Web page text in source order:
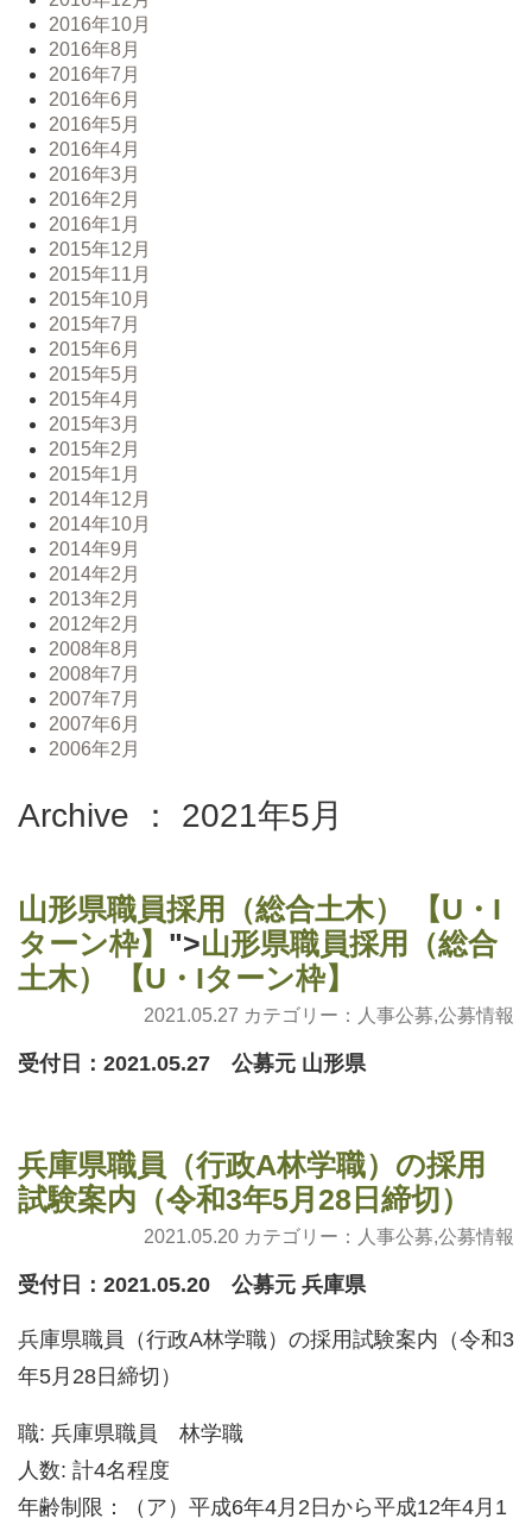
2016年10月
2016年8月
2016年7月
2016年6月
2016年5月
2016年4月
2016年3月
2016年2月
2016年1月
2015年12月
2015年11月
2015年10月
2015年7月
2015年6月
2015年5月
2015年4月
2015年3月
2015年2月
2015年1月
2014年12月
2014年10月
2014年9月
2014年2月
2013年2月
2012年2月
2008年8月
2008年7月
2007年7月
2007年6月
2006年2月
Archive ： 2021年5月
山形県職員採用（総合土木） 【U・I
ターン枠】 ">山形県職員採用（総合
土木） 【U・Iターン枠】
2021.05.27 カテゴリー： 人事公募,公募情報
受付日：2021.05.27 公募元 山形県
兵庫県職員（行政A林学職）の採用
試験案内（令和3年5月28日締切）
2021.05.20 カテゴリー： 人事公募,公募情報
受付日：2021.05.20 公募元 兵庫県
兵庫県職員（行政A林学職）の採用試験案内（令和3
年5月28日締切）
職: 兵庫県職員 林学職
人数: 計4名程度
年齢制限：（ア）平成6年4月2日から平成12年4月1